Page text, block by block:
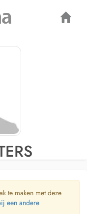
te maken met deze
een andere